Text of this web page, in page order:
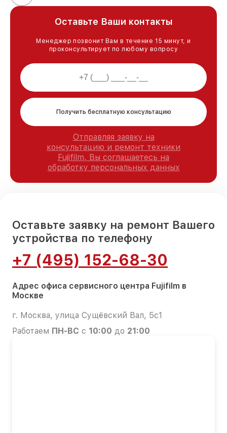
Оставьте Ваши контакты
Менеджер позвонит Вам в течение 15 минут, и
проконсультирует по любому вопросу
Получить бесплатную консультацию
Отправляя заявку на
консультацию и ремонт техники
Fujifilm, Вы соглашаетесь на
обработку персональных данных
Оставьте заявку на ремонт Вашего
устройства по телефону
+7 (495) 152-68-30
Адрес офиса сервисного центра Fujifilm в
Москве
г. Москва, улица Сущёвский Вал, 5с1
Работаем ПН-ВС с 10:00 до 21:00